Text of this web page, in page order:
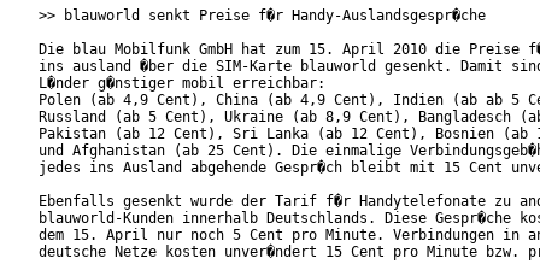
>> blauworld senkt Preise f�r Handy-Auslandsgespr�che
Die blau Mobilfunk GmbH hat zum 15. April 2010 die Preise
ins ausland �ber die SIM-Karte blauworld gesenkt. Damit
L�nder g�nstiger mobil erreichbar:
Polen (ab 4,9 Cent), China (ab 4,9 Cent), Indien (ab ab 5
Russland (ab 5 Cent), Ukraine (ab 8,9 Cent), Bangladesch
Pakistan (ab 12 Cent), Sri Lanka (ab 12 Cent), Bosnien (ab
und Afghanistan (ab 25 Cent). Die einmalige
jedes ins Ausland abgehende Gespr�ch bleibt mit 15 Cent
Ebenfalls gesenkt wurde der Tarif f�r Handytelefonate zu
blauworld-Kunden innerhalb Deutschlands. Diese Gespr�che
dem 15. April nur noch 5 Cent pro Minute. Verbindungen in
deutsche Netze kosten unver�ndert 15 Cent pro Minute bzw.